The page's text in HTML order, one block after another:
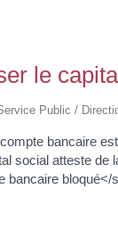
le
Public /
bancaire
social atteste de